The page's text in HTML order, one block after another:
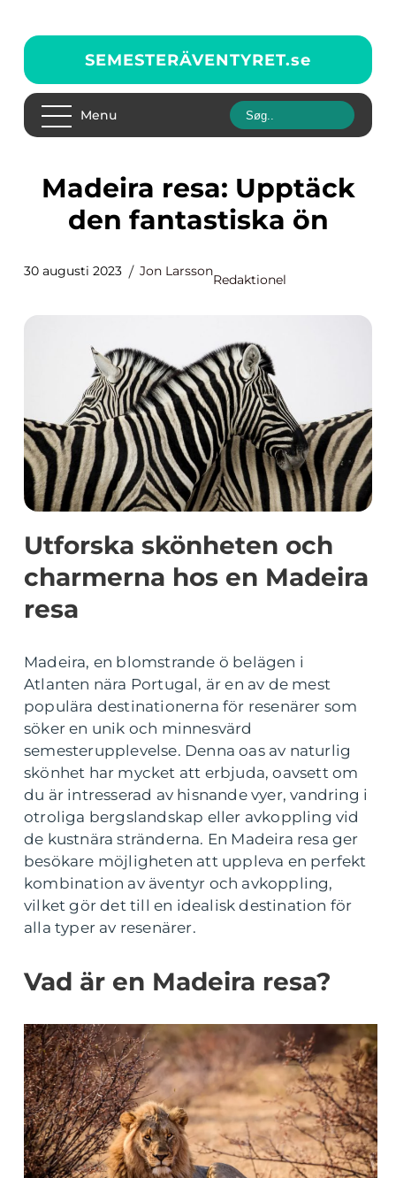
SEMESTERÄVENTYRET.se
Menu
Madeira resa: Upptäck
den fantastiska ön
30 augusti 2023 Jon Larsson
Redaktionel
Utforska skönheten och
charmerna hos en Madeira
resa
Madeira, en blomstrande ö belägen i
Atlanten nära Portugal, är en av de mest
populära destinationerna för resenärer som
söker en unik och minnesvärd
semesterupplevelse. Denna oas av naturlig
skönhet har mycket att erbjuda, oavsett om
du är intresserad av hisnande vyer, vandring i
otroliga bergslandskap eller avkoppling vid
de kustnära stränderna. En Madeira resa ger
besökare möjligheten att uppleva en perfekt
kombination av äventyr och avkoppling,
vilket gör det till en idealisk destination för
alla typer av resenärer.
Vad är en Madeira resa?